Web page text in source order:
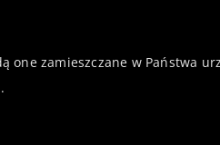
one zamieszczane w Państwa
.